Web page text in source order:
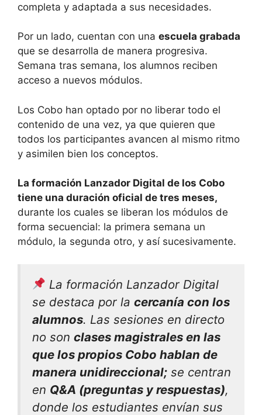
completa y adaptada a sus necesidades.
Por un lado, cuentan con una escuela grabada
que se desarrolla de manera progresiva.
Semana tras semana, los alumnos reciben
acceso a nuevos módulos.
Los Cobo han optado por no liberar todo el
contenido de una vez, ya que quieren que
todos los participantes avancen al mismo ritmo
y asimilen bien los conceptos.
La formación Lanzador Digital de los Cobo
tiene una duración oficial de tres meses,
durante los cuales se liberan los módulos de
forma secuencial: la primera semana un
módulo, la segunda otro, y así sucesivamente.
La formación Lanzador Digital
se destaca por la cercanía con los
alumnos. Las sesiones en directo
no son clases magistrales en las
que los propios Cobo hablan de
manera unidireccional; se centran
en Q&A (preguntas y respuestas),
donde los estudiantes envían sus